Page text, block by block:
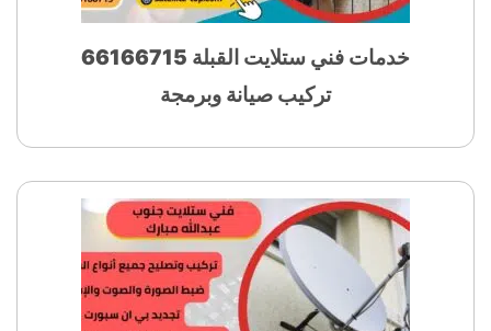
خدمات فني ستلايت القبلة 66166715
تركيب صيانة وبرمجة